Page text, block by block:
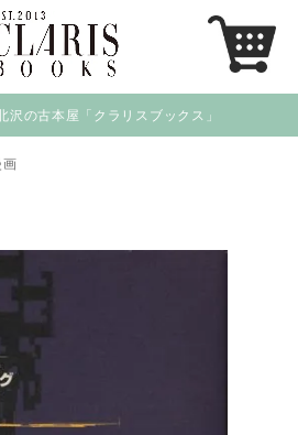
沢の古本屋「クラリスブックス」
画